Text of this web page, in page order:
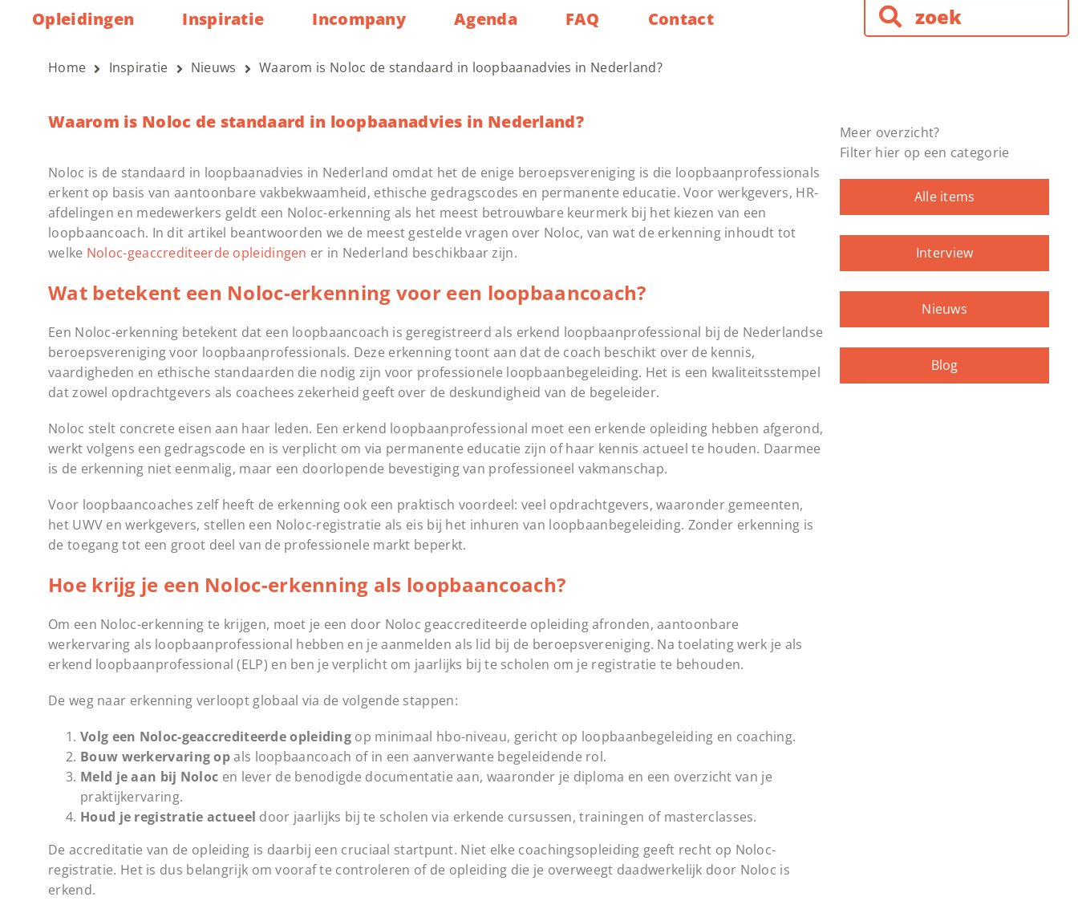
Opleidingen Inspiratie Incompany Agenda FAQ Contact
Home Inspiratie Nieuws Waarom is Noloc de standaard in loopbaanadvies in Nederland?
Waarom is Noloc de standaard in loopbaanadvies in Nederland?
Noloc is de standaard in loopbaanadvies in Nederland omdat het de enige beroepsvereniging is die loopbaanprofessionals
erkent op basis van aantoonbare vakbekwaamheid, ethische gedragscodes en permanente educatie. Voor werkgevers, HR-
afdelingen en medewerkers geldt een Noloc-erkenning als het meest betrouwbare keurmerk bij het kiezen van een
loopbaancoach. In dit artikel beantwoorden we de meest gestelde vragen over Noloc, van wat de erkenning inhoudt tot
welke Noloc-geaccrediteerde opleidingen er in Nederland beschikbaar zijn.
Wat betekent een Noloc-erkenning voor een loopbaancoach?
Een Noloc-erkenning betekent dat een loopbaancoach is geregistreerd als erkend loopbaanprofessional bij de Nederlandse
beroepsvereniging voor loopbaanprofessionals. Deze erkenning toont aan dat de coach beschikt over de kennis,
vaardigheden en ethische standaarden die nodig zijn voor professionele loopbaanbegeleiding. Het is een kwaliteitsstempel
dat zowel opdrachtgevers als coachees zekerheid geeft over de deskundigheid van de begeleider.
Noloc stelt concrete eisen aan haar leden. Een erkend loopbaanprofessional moet een erkende opleiding hebben afgerond,
werkt volgens een gedragscode en is verplicht om via permanente educatie zijn of haar kennis actueel te houden. Daarmee
is de erkenning niet eenmalig, maar een doorlopende bevestiging van professioneel vakmanschap.
Voor loopbaancoaches zelf heeft de erkenning ook een praktisch voordeel: veel opdrachtgevers, waaronder gemeenten,
het UWV en werkgevers, stellen een Noloc-registratie als eis bij het inhuren van loopbaanbegeleiding. Zonder erkenning is
de toegang tot een groot deel van de professionele markt beperkt.
Hoe krijg je een Noloc-erkenning als loopbaancoach?
Om een Noloc-erkenning te krijgen, moet je een door Noloc geaccrediteerde opleiding afronden, aantoonbare
werkervaring als loopbaanprofessional hebben en je aanmelden als lid bij de beroepsvereniging. Na toelating werk je als
erkend loopbaanprofessional (ELP) en ben je verplicht om jaarlijks bij te scholen om je registratie te behouden.
De weg naar erkenning verloopt globaal via de volgende stappen:
Volg een Noloc-geaccrediteerde opleiding op minimaal hbo-niveau, gericht op loopbaanbegeleiding en coaching.
Bouw werkervaring opals loopbaancoach of in een aanverwante begeleidende rol.
Meld je aan bij Noloc en lever de benodigde documentatie aan, waaronder je diploma en een overzicht van je
praktijkervaring.
Houd je registratie actueel door jaarlijks bij te scholen via erkende cursussen, trainingen of masterclasses.
De accreditatie van de opleiding is daarbij een cruciaal startpunt. Niet elke coachingsopleiding geeft recht op Noloc-
registratie. Het is dus belangrijk om vooraf te controleren of de opleiding die je overweegt daadwerkelijk door Noloc is
erkend.
Meer overzicht?
Filter hier op een categorie
Alle items
Interview
Nieuws
Blog